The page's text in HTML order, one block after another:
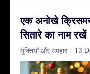
एक अनोखे
सितारे का नाम रखें
युक्तियाँ और उपहार - 13